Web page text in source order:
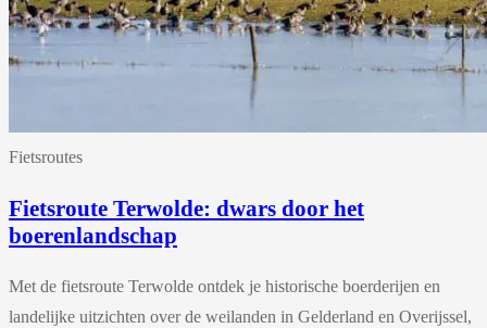
Fietsroutes
Fietsroute Terwolde: dwars door het
boerenlandschap
Met de fietsroute Terwolde ontdek je historische boerderijen en
landelijke uitzichten over de weilanden in Gelderland en Overijssel,